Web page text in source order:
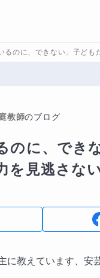
るのに、できない」子ど
教師のブログ
のに、で
を見逃さな
に教えています、安